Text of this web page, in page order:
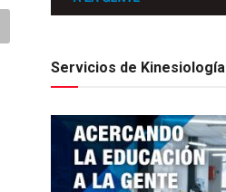
Servicios de Kinesiología